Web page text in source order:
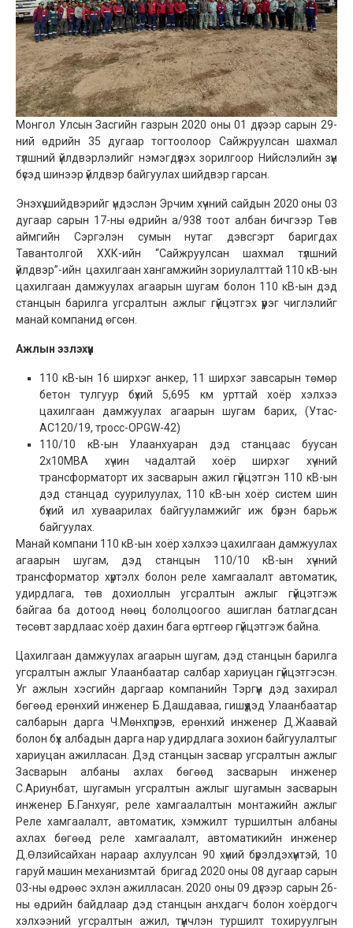
Монгол Улсын Засгийн газрын 2020 оны 01 дүгээр сарын 29-
ний өдрийн 35 дугаар тогтоолоор Сайжруулсан шахмал
түлшний үйлдвэрлэлийг нэмэгдүүлэх зорилгоор Нийслэлийн зүүн
бүсэд шинээр үйлдвэр байгуулах шийдвэр гарсан.
Энэхүү шийдвэрийг үндэслэн Эрчим хүчний сайдын 2020 оны 03
дугаар сарын 17-ны өдрийн а/938 тоот албан бичгээр Төв
аймгийн Сэргэлэн сумын нутаг дэвсгэрт баригдах
Тавантолгой ХХК-ийн “Сайжруулсан шахмал түлшний
үйлдвэр”-ийн цахилгаан хангамжийн зориулалттай 110 кВ-ын
цахилгаан дамжуулах агаарын шугам болон 110 кВ-ын дэд
станцын барилга угсралтын ажлыг гүйцэтгэх үүрэг чиглэлийг
манай компанид өгсөн.
Ажлын эзлэхүүн
110 кВ-ын 16 ширхэг анкер, 11 ширхэг завсарын төмөр
бетон тулгуур бүхий 5,695 км урттай хоёр хэлхээ
цахилгаан дамжуулах агаарын шугам барих, (Утас-
АС120/19, тросс-OPGW-42)
110/10 кВ-ын Улаанхуаран дэд станцаас буусан
2x10МВА хүчин чадалтай хоёр ширхэг хүчний
трансформаторт их засварын ажил гүйцэтгэн 110 кВ-ын
дэд станцад суурилуулах, 110 кВ-ын хоёр систем шин
бүхий ил хуваарилах байгууламжийг иж бүрэн барьж
байгуулах.
Манай компани 110 кВ-ын хоёр хэлхээ цахилгаан дамжуулах
агаарын шугам, дэд станцын 110/10 кВ-ын хүчний
трансформатор хүртэлх болон реле хамгаалалт автоматик,
удирдлага, төв дохиоллын угсралтын ажлыг гүйцэтгэж
байгаа ба дотоод нөөц бололцоогоо ашиглан батлагдсан
төсөвт зардлаас хоёр дахин бага өртгөөр гүйцэтгэж байна.
Цахилгаан дамжуулах агаарын шугам, дэд станцын барилга
угсралтын ажлыг Улаанбаатар салбар хариуцан гүйцэтгэсэн.
Уг ажлын хэсгийн даргаар компанийн Тэргүүн дэд захирал
бөгөөд ерөнхий инженер Б.Дашдаваа, гишүүдэд Улаанбаатар
салбарын дарга Ч.Мөнхпүрэв, ерөнхий инженер Д.Жаавай
болон бүх албадын дарга нар удирдлага зохион байгуулалтыг
хариуцан ажилласан. Дэд станцын засвар угсралтын ажлыг
Засварын албаны ахлах бөгөөд засварын инженер
С.Ариунбат, шугамын угсралтын ажлыг шугамын засварын
инженер Б.Ганхуяг, реле хамгаалалтын монтажийн ажлыг
Реле хамгаалалт, автоматик, хэмжилт туршилтын албаны
ахлах бөгөөд реле хамгаалалт, автоматикийн инженер
Д.Өлзийсайхан нараар ахлуулсан 90 хүний бүрэлдэхүүнтэй, 10
гаруй машин механизмтай бригад 2020 оны 08 дугаар сарын
03-ны өдрөөс эхлэн ажилласан. 2020 оны 09 дүгээр сарын 26-
ны өдрийн байдлаар дэд станцын анхдагч болон хоёрдогч
хэлхээний угсралтын ажил, түүнчлэн туршилт тохируулгын